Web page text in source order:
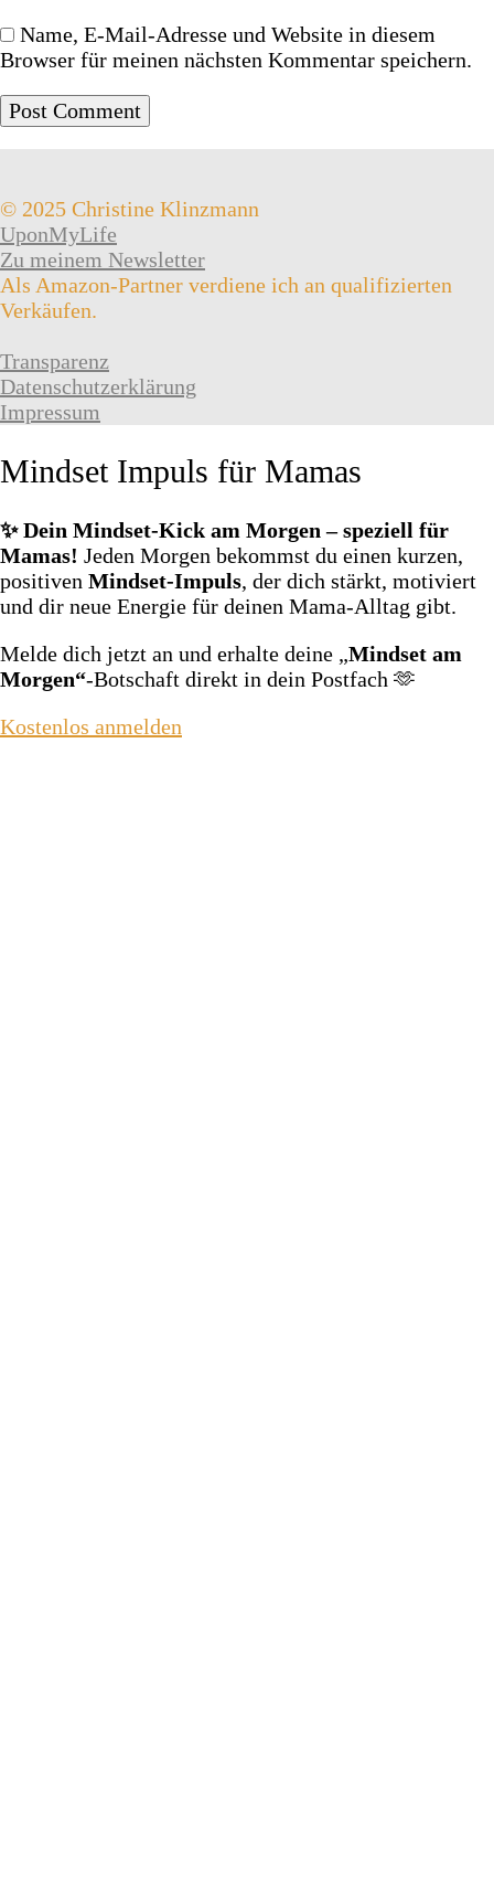
Name, E-Mail-Adresse und Website in diesem
Browser für meinen nächsten Kommentar speichern.
© 2025 Christine Klinzmann
UponMyLife
Zu meinem Newsletter
Als Amazon-Partner verdiene ich an qualifizierten
Verkäufen.
Transparenz
Datenschutzerklärung
Impressum
Mindset Impuls für Mamas
✨ Dein Mindset‑Kick am Morgen – speziell für
Mamas! Jeden Morgen bekommst du einen kurzen,
positiven Mindset‑Impuls, der dich stärkt, motiviert
und dir neue Energie für deinen Mama‑Alltag gibt.
Melde dich jetzt an und erhalte deine „Mindset am
Morgen“‑Botschaft direkt in dein Postfach 🫶
Kostenlos anmelden